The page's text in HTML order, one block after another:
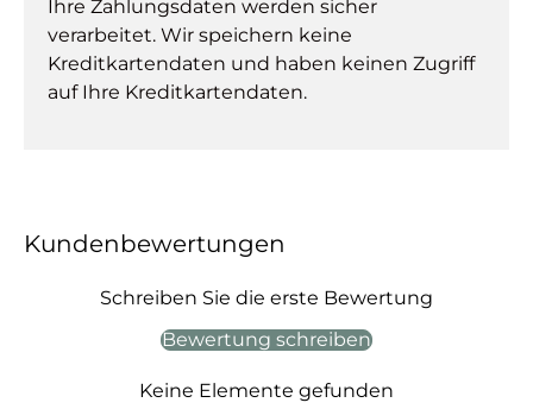
Ihre Zahlungsdaten werden sicher
verarbeitet. Wir speichern keine
Kreditkartendaten und haben keinen Zugriff
auf Ihre Kreditkartendaten.
Kundenbewertungen
Schreiben Sie die erste Bewertung
Bewertung schreiben
Keine Elemente gefunden